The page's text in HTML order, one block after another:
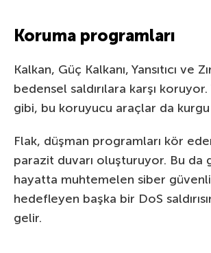
Koruma programları
Kalkan, Güç Kalkanı, Yansıtıcı ve
bedensel saldırılara karşı koruyor.
gibi, bu koruyucu araçlar da kurgu
Flak, düşman programları kör
parazit duvarı oluşturuyor. Bu da
hayatta muhtemelen siber
hedefleyen başka bir DoS
gelir.